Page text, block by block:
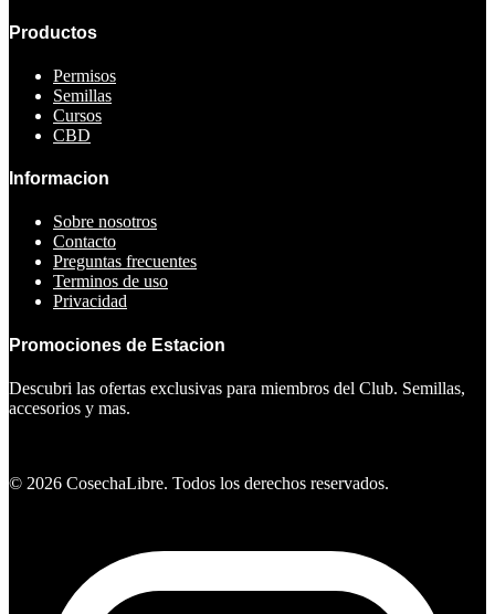
Productos
Permisos
Semillas
Cursos
CBD
Informacion
Sobre nosotros
Contacto
Preguntas frecuentes
Terminos de uso
Privacidad
Promociones de Estacion
Descubri las ofertas exclusivas para miembros del Club. Semillas,
accesorios y mas.
© 2026 CosechaLibre. Todos los derechos reservados.